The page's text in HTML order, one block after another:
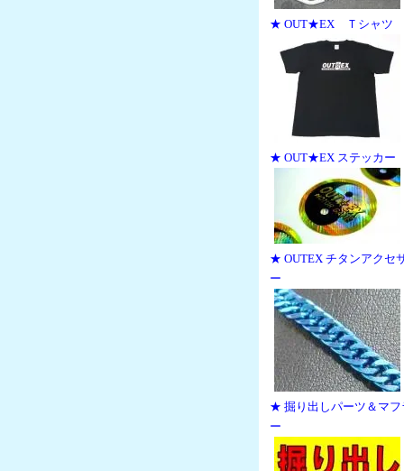
★ OUT★EX Ｔシャツ
★ OUT★EX ステッカー
★ OUTEX チタンアクセ
ー
★ 掘り出しパーツ＆マフ
ー